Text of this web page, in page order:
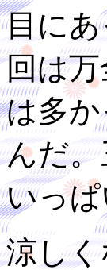
目に
回は
は多
んだ
いっ
涼し